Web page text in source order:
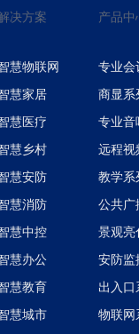
。各功能均模块化
情况，制定收费标
备、附属设备、设
参数、用户管理、
能，保障系统稳定
上课、开户、存款
，独立PCI-E
接口，底
），硬盘数据线与硬
决方案
慧物联网
慧家居
慧医疗
慧乡村
慧安防
慧消防
慧中控
慧办公
慧教育
慧城市
产品中
专业会
商显系
专业音
远程视
教学系
公共广
景观亮
安防监
出入口
物联网